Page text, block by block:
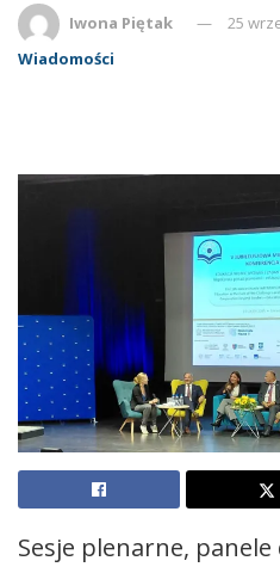
Iwona Piętak
25
Wiadomości
Sesje plenarne,